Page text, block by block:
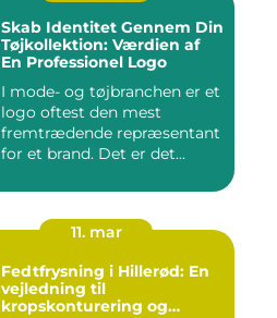
Skab Identitet Gennem Din
Tøjkollektion: Værdien af
En Professionel Logo
I mode- og tøjbranchen er et
logo oftest den mest
fremtrædende repræsentant
for et brand. Det er det...
11. mar
Fedtfrysning i Hillerød: En
vejledning til
kropskonturering og